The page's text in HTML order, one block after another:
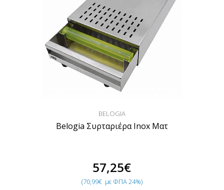
BELOGIA
Belogia Συρταριέρα Inox Ματ
57,25€
(70,99€ με ΦΠΑ 24%)